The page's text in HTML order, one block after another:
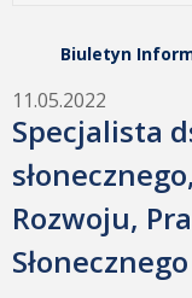
Biuletyn
11.05.2022
Specjalista
Rozwoju,
Słonecznego